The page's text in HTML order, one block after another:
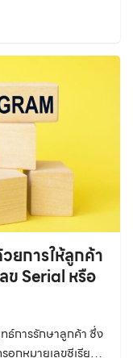
ยการให้ลูกค้า
ข Serial หรือ
ธ์การรักษาลูกค้า ซึ่ง
อกหมายเลขซีเรียล